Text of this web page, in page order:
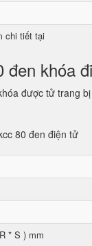
chi tiết tại
đen khóa
được tử trang
* S ) mm